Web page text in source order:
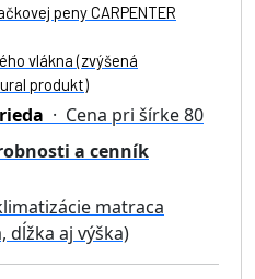
peny CARPENTER
vlákna (zvýšená
produkt)
· Cena pri šírke 80
a cenník
matraca
dĺžka aj výška)